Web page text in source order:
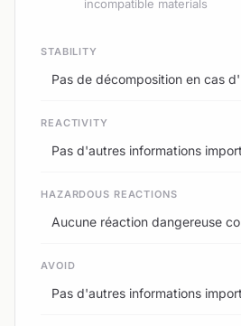
incompatible materials
STABILITY
Pas de décomposition en cas
REACTIVITY
Pas d'autres informations
HAZARDOUS REACTIONS
Aucune réaction dangereuse
AVOID
Pas d'autres informations